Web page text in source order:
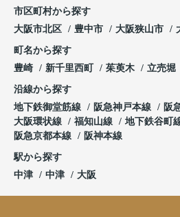
市区町村から探す
大阪市北区
豊中市 大阪狭山市
町名から探す
豊崎
新千里西町 茱萸木 立売堀
沿線から探す
地下鉄御堂筋線
阪急神戸本線 阪
大阪環状線
福知山線 地下鉄谷町
阪急京都本線
阪神本線
駅から探す
中津
中津 大阪